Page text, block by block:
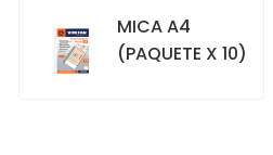
MICA A4
(PAQUETE X 10)